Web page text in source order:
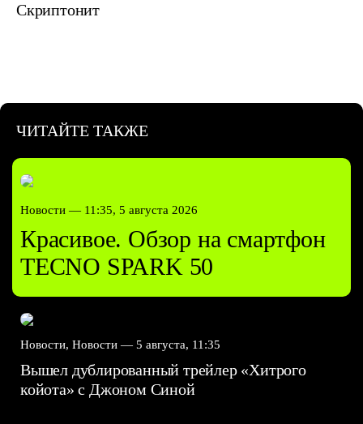
Скриптонит
ЧИТАЙТЕ ТАКЖЕ
Новости — 11:35, 5 августа 2026
Красивое. Обзор на смартфон
TECNO SPARK 50
Новости, Новости — 5 августа, 11:35
Вышел дублированный трейлер «Хитрого
койота» с Джоном Синой